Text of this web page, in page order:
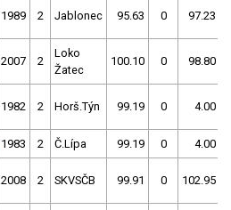
1989 2 Jablonec 95.63 0 97.23
2007 2
Loko
Žatec
100.10 0 98.80
1982 2 Horš.Týn 99.19 0 4.00
1983 2 Č.Lípa 99.19 0 4.00
2008 2 SKVSČB 99.91 0 102.95